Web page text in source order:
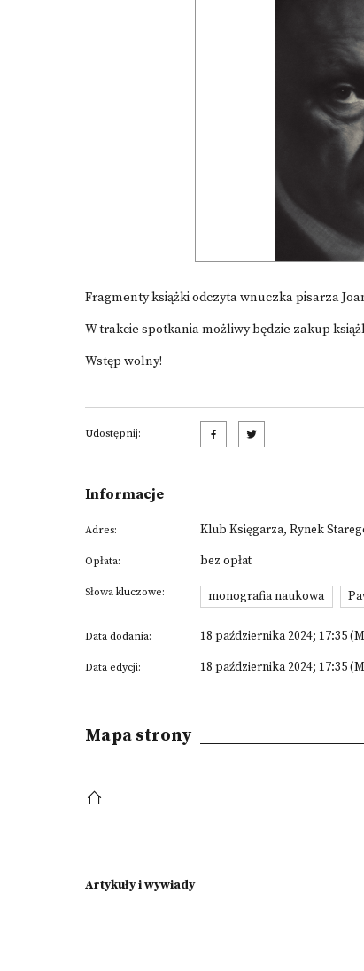
Fragmenty książki odczyta wnuczka pisarza
W trakcie spotkania możliwy będzie zakup
Wstęp wolny!
Udostępnij:
Informacje
Adres: Klub Księgarza, Rynek
Opłata: bez opłat
Słowa kluczowe: monografia naukowa
Data dodania: 18 października 2024; 17:35
Data edycji: 18 października 2024; 17:35
Mapa strony
Artykuły i wywiady